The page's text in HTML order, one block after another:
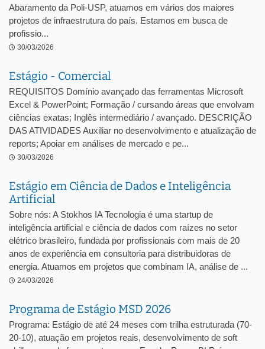
Abaramento da Poli-USP, atuamos em vários dos maiores
projetos de infraestrutura do país. Estamos em busca de
profissio...
30/03/2026
Estágio - Comercial
REQUISITOS Domínio avançado das ferramentas Microsoft
Excel & PowerPoint; Formação / cursando áreas que envolvam
ciências exatas; Inglês intermediário / avançado. DESCRIÇÃO
DAS ATIVIDADES Auxiliar no desenvolvimento e atualização de
reports; Apoiar em análises de mercado e pe...
30/03/2026
Estágio em Ciência de Dados e Inteligência
Artificial
Sobre nós: A Stokhos IA Tecnologia é uma startup de
inteligência artificial e ciência de dados com raízes no setor
elétrico brasileiro, fundada por profissionais com mais de 20
anos de experiência em consultoria para distribuidoras de
energia. Atuamos em projetos que combinam IA, análise de ...
24/03/2026
Programa de Estágio MSD 2026
Programa: Estágio de até 24 meses com trilha estruturada (70-
20-10), atuação em projetos reais, desenvolvimento de soft